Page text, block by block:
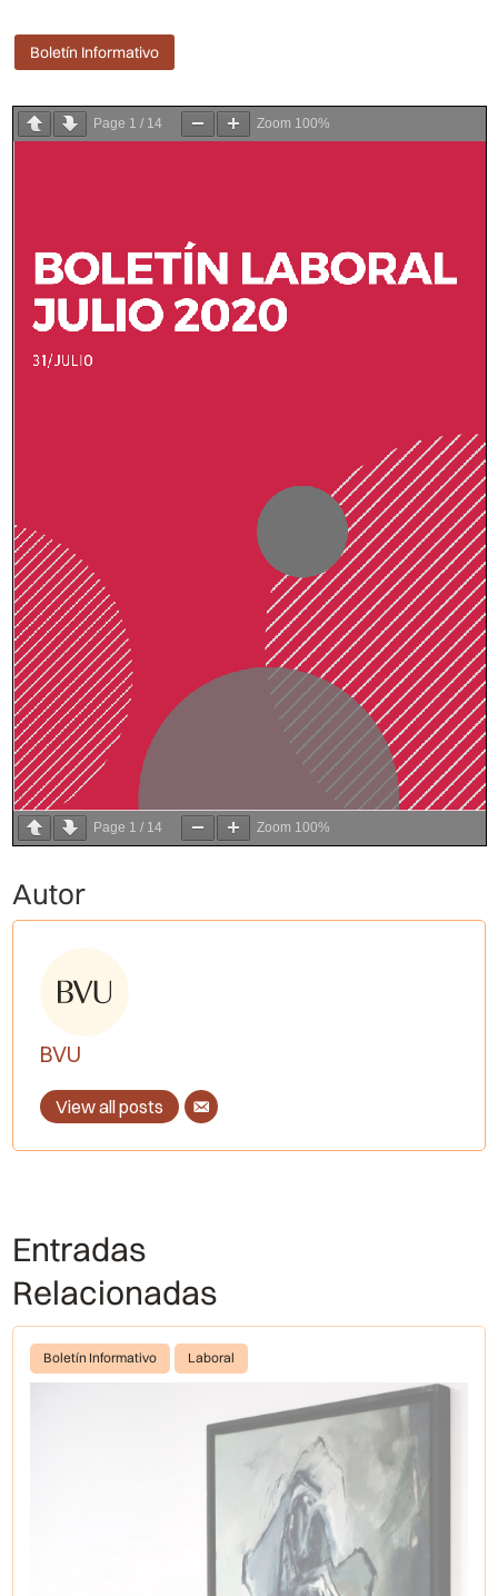
Boletín Informativo
Page 1 / 14 Zoom 100%
Page 1 / 14 Zoom 100%
Autor
BVU
View all posts
Entradas
Relacionadas
Boletín Informativo Laboral